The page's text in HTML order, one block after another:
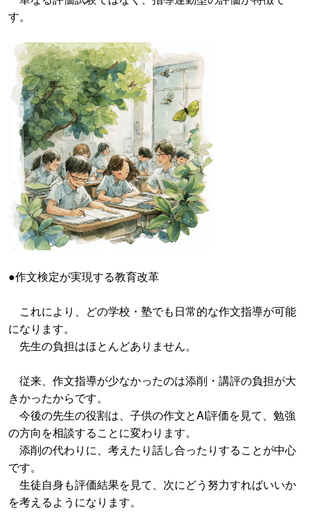
す。
●作文検定が実現する教育改革
これにより、どの学校・塾でも日常的な作文指導が可能
になります。
先生の負担はほとんどありません。
従来、作文指導が少なかったのは添削・講評の負担が大
きかったからです。
今後の先生の役割は、子供の作文とAI評価を見て、勉強
の方向を相談することに変わります。
添削の代わりに、考えたり話し合ったりすることが中心
です。
生徒自身も評価結果を見て、次にどう努力すればいいか
を考えるようになります。